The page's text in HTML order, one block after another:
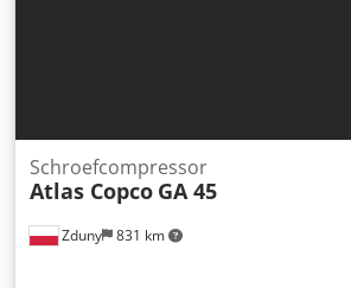
Zduny 831 km
Schroefcompressor
Atlas Copco GA 45